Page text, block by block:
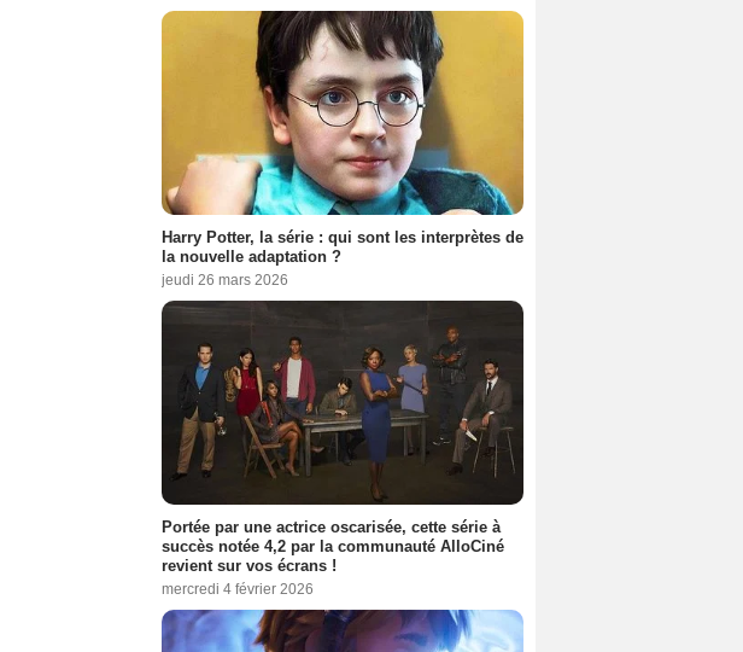
Harry Potter, la série : qui sont les interprètes de
la nouvelle adaptation ?
jeudi 26 mars 2026
Portée par une actrice oscarisée, cette série à
succès notée 4,2 par la communauté AlloCiné
revient sur vos écrans !
mercredi 4 février 2026